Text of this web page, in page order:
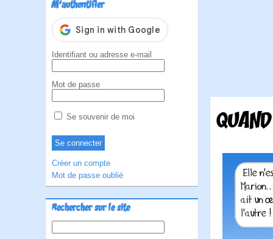
M'authentifier
Identifiant ou adresse e-mail
Mot de passe
Se souvenir de moi
Créer un compte
Mot de passe oublié
Rechercher sur le site